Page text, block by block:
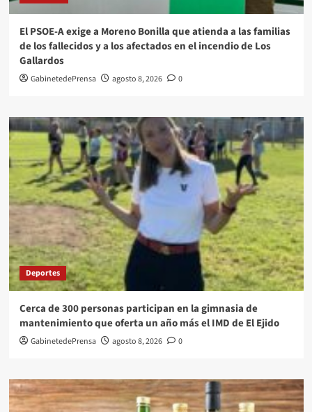
El PSOE-A exige a Moreno Bonilla que atienda a las familias
de los fallecidos y a los afectados en el incendio de Los
Gallardos
GabinetedePrensa agosto 8, 2026 0
Deportes
Cerca de 300 personas participan en la gimnasia de
mantenimiento que oferta un año más el IMD de El Ejido
GabinetedePrensa agosto 8, 2026 0